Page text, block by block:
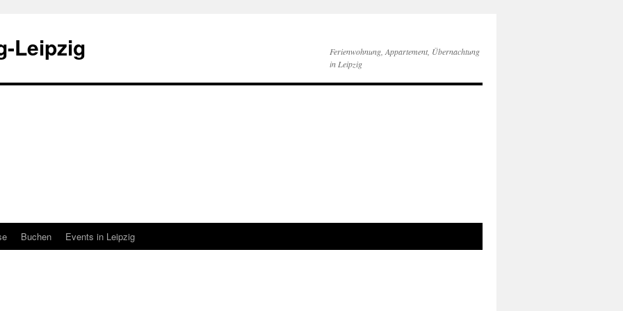
Leipzig
Ferienwohnung, Appartement, Übernachtung
in Leipzig
Buchen Events in Leipzig